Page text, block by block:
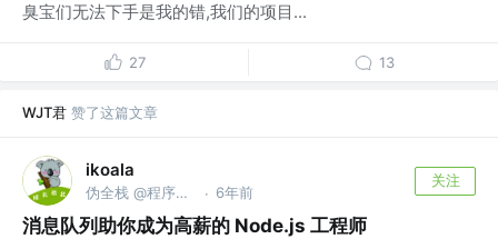
臭宝们无法下手是我的错,我们的项目...
27 13
WJT君 赞了这篇文章
ikoala
伪全栈 @程序员成长指北 · 6年前
关注
消息队列助你成为高薪的 Node.js 工程师